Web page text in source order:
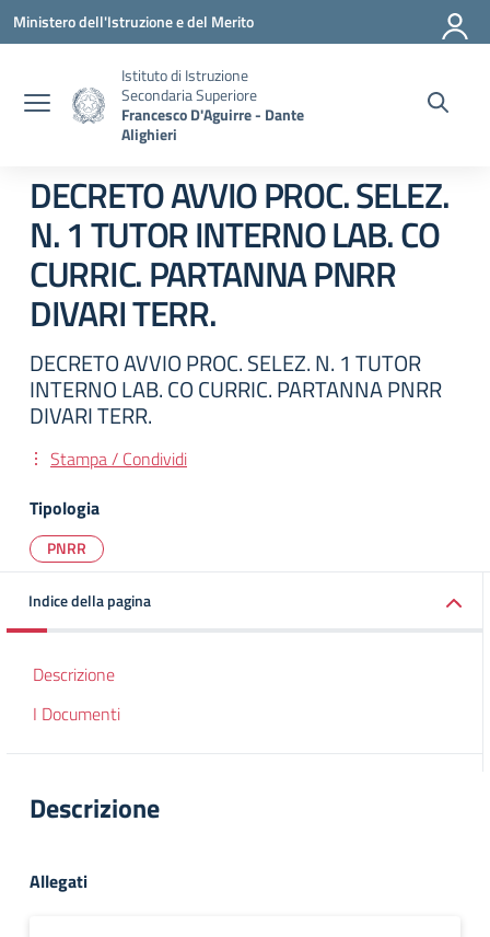
Vai ai contenuti
Vai al menu di navigazione
Vai al footer
Ministero dell'Istruzione e del Merito
Istituto di Istruzione
Secondaria Superiore
Francesco D'Aguirre - Dante
Alighieri
DECRETO AVVIO PROC. SELEZ.
N. 1 TUTOR INTERNO LAB. CO
CURRIC. PARTANNA PNRR
DIVARI TERR.
DECRETO AVVIO PROC. SELEZ. N. 1 TUTOR
INTERNO LAB. CO CURRIC. PARTANNA PNRR
DIVARI TERR.
Stampa / Condividi
Tipologia
PNRR
Indice della pagina
Descrizione
I Documenti
Descrizione
Allegati